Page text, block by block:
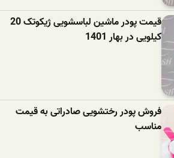
قیمت پودر ماشین لباسشویی ژیکوتک 20
کیلویی در بهار 1401
فروش پودر رختشویی صادراتی به قیمت
مناسب